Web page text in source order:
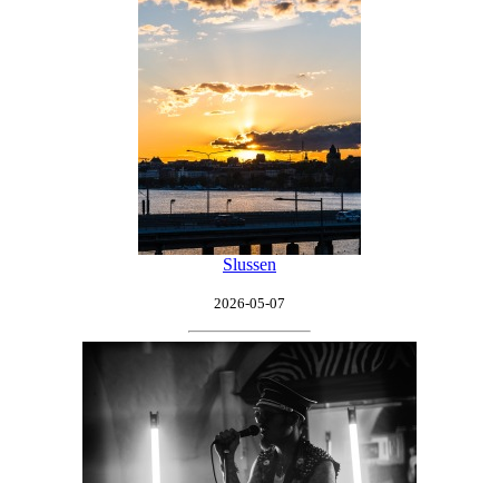
Slussen
2026-05-07